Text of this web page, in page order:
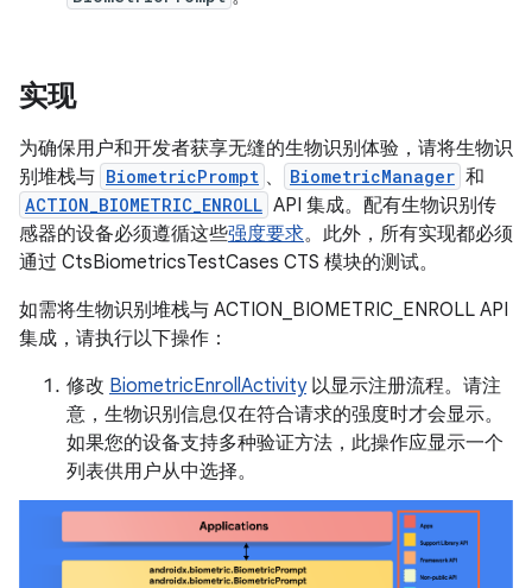
实现
为确保用户和开发者获享无缝的生物识别体验，请将生物识
别堆栈与 BiometricPrompt 、 BiometricManager 和
ACTION_BIOMETRIC_ENROLL API 集成。配有生物识别传
感器的设备必须遵循这些强度要求。此外，所有实现都必须
通过 CtsBiometricsTestCases CTS 模块的测试。
如需将生物识别堆栈与 ACTION_BIOMETRIC_ENROLL API
集成，请执行以下操作：
修改 BiometricEnrollActivity以显示注册流程。请注
意，生物识别信息仅在符合请求的强度时才会显示。
如果您的设备支持多种验证方法，此操作应显示一个
列表供用户从中选择。